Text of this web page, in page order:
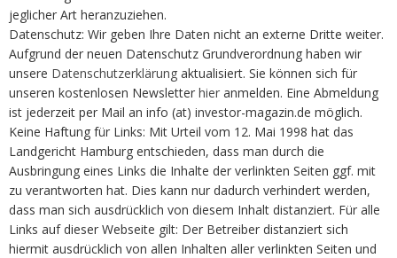
jeglicher Art heranzuziehen.
Datenschutz: Wir geben Ihre Daten nicht an externe Dritte weiter.
Aufgrund der neuen Datenschutz Grundverordnung haben wir
unsere Datenschutzerklärung aktualisiert. Sie können sich für
unseren kostenlosen Newsletter hier anmelden. Eine Abmeldung
ist jederzeit per Mail an info (at) investor-magazin.de möglich.
Keine Haftung für Links: Mit Urteil vom 12. Mai 1998 hat das
Landgericht Hamburg entschieden, dass man durch die
Ausbringung eines Links die Inhalte der verlinkten Seiten ggf. mit
zu verantworten hat. Dies kann nur dadurch verhindert werden,
dass man sich ausdrücklich von diesem Inhalt distanziert. Für alle
Links auf dieser Webseite gilt: Der Betreiber distanziert sich
hiermit ausdrücklich von allen Inhalten aller verlinkten Seiten und